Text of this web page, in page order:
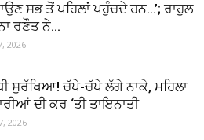
ਸਭ ਤੋਂ ਪਹਿਲਾਂ ਪਹੁੰਚਦੇ ਹਨ…’; ਰਾਹੁਲ
ਰਣੌਤ ਨੇ...
2026
ਸੁਰੱਖਿਆ! ਚੱਪੇ-ਚੱਪੇ ਲੱਗੇ ਨਾਕੇ, ਮਹਿਲਾ
ਦੀ ਕਰ ‘ਤੀ ਤਾਇਨਾਤੀ
2026